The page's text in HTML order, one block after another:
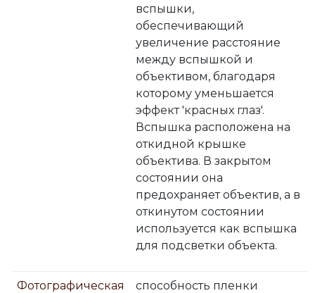
вспышки,
обеспечивающий
увеличение расстояние
между вспышкой и
объективом, благодаря
которому уменьшается
эффект 'красных глаз'.
Вспышка расположена на
откидной крышке
объектива. В закрытом
состоянии она
предохраняет объектив, а в
откинутом состоянии
используется как вспышка
для подсветки объекта.
Фотографическая
способность пленки